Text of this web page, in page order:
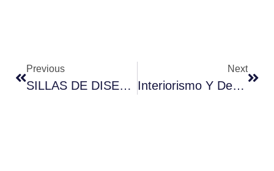
Previous
SILLAS DE DISEÑO
Next
Interiorismo Y Decoración